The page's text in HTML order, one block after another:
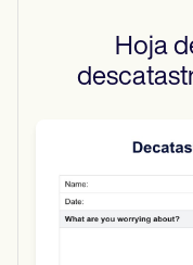
Hoja